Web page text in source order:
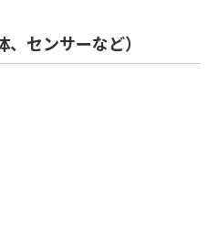
センサーなど）